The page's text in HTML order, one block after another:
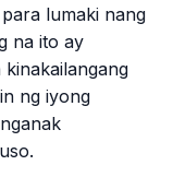
lumaki nang
na ito ay
ng iyong